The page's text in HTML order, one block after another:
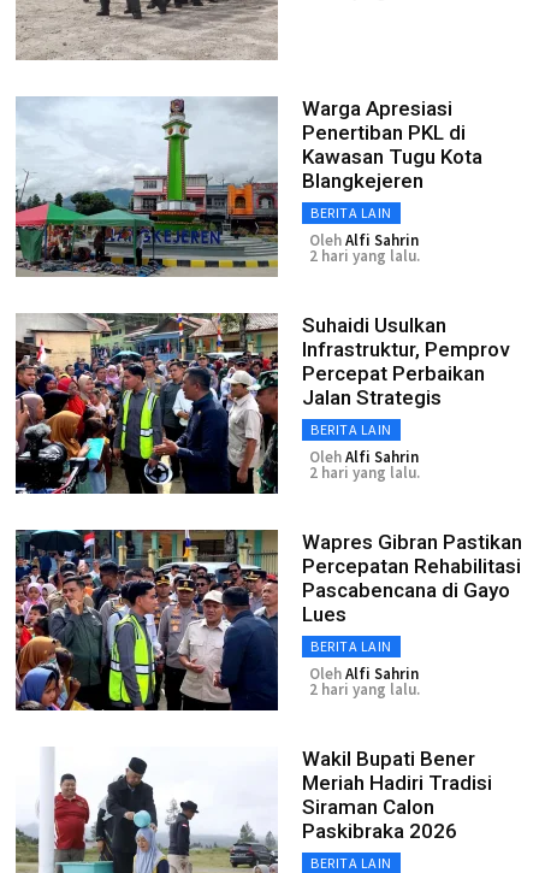
Warga Apresiasi
Penertiban PKL di
Kawasan Tugu Kota
Blangkejeren
BERITA LAIN
OlehAlfi Sahrin
2 hari yang lalu.
Suhaidi Usulkan
Infrastruktur, Pemprov
Percepat Perbaikan
Jalan Strategis
BERITA LAIN
OlehAlfi Sahrin
2 hari yang lalu.
Wapres Gibran Pastikan
Percepatan Rehabilitasi
Pascabencana di Gayo
Lues
BERITA LAIN
OlehAlfi Sahrin
2 hari yang lalu.
Wakil Bupati Bener
Meriah Hadiri Tradisi
Siraman Calon
Paskibraka 2026
BERITA LAIN